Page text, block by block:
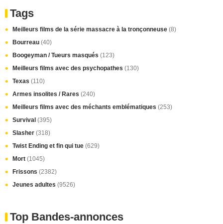
Tags
Meilleurs films de la série massacre à la tronçonneuse (8)
Bourreau (40)
Boogeyman / Tueurs masqués (123)
Meilleurs films avec des psychopathes (130)
Texas (110)
Armes insolites / Rares (240)
Meilleurs films avec des méchants emblématiques (253)
Survival (395)
Slasher (318)
Twist Ending et fin qui tue (629)
Mort (1045)
Frissons (2382)
Jeunes adultes (9526)
Top Bandes-annonces